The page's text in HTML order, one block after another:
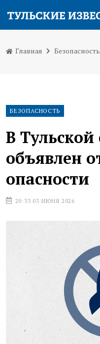
Главная Безопасность
БЕЗОПАСНОСТЬ
В Тульской
объявлен
опасности
20:33 03 ИЮНЯ 2026